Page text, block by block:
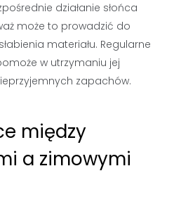
działanie słońca
może to prowadzić do
materiału. Regularne
w utrzymaniu jej
zapachów.
między
a zimowymi